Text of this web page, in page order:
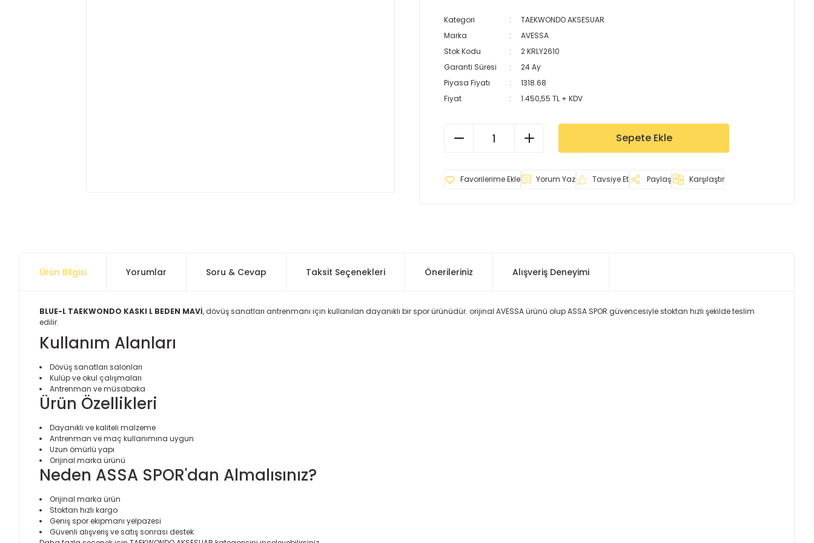
Kategori
TAEKWONDO AKSESUAR
Marka
AVESSA
Stok Kodu
2 KRLY2610
Garanti Süresi
24 Ay
Piyasa Fiyatı
1318.68
Fiyat
1.450,55 TL + KDV
Sepete Ekle
Yorum Yaz Tavsiye Et Paylaş Karşılaştır
Ürün Bilgisi Yorumlar Soru & Cevap Taksit Seçenekleri Önerileriniz Alışveriş Deneyimi
BLUE-L TAEKWONDO KASKI L BEDEN MAVİ, dövüş sanatları antrenmanı için kullanılan dayanıklı bir spor ürünüdür. orijinal AVESSA ürünü olup ASSA SPOR güvencesiyle stoktan hızlı şekilde teslim
edilir.
Kullanım Alanları
Dövüş sanatları salonları
Kulüp ve okul çalışmaları
Antrenman ve müsabaka
Ürün Özellikleri
Dayanıklı ve kaliteli malzeme
Antrenman ve maç kullanımına uygun
Uzun ömürlü yapı
Orijinal marka ürünü
Neden ASSA SPOR'dan Almalısınız?
Orijinal marka ürün
Stoktan hızlı kargo
Geniş spor ekipmanı yelpazesi
Güvenli alışveriş ve satış sonrası destek